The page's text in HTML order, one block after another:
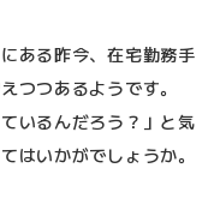
ある昨今、在宅勤務手
つつあるようです。
いるんだろう？」と気
はいかがでしょうか。